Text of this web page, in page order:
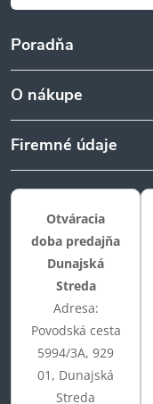
Poradňa
O nákupe
Firemné údaje
Otváracia
doba predajňa
Dunajská
Streda
Adresa:
Povodská cesta
5994/3A, 929
01, Dunajská
Streda